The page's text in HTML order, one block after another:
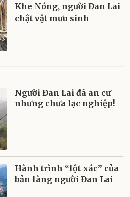
Khe Nóng, người Đan Lai
chật vật mưu sinh
Người Đan Lai đã an cư
nhưng chưa lạc nghiệp!
Hành trình “lột xác” của
bản làng người Đan Lai